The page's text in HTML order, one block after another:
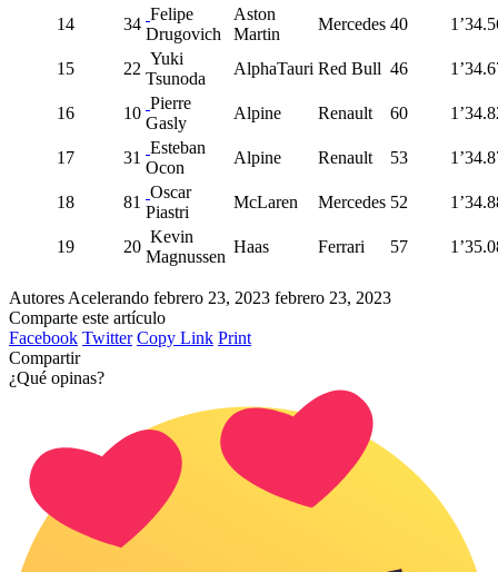
14 34
Felipe
Drugovich
Aston
Martin
Mercedes 40
15 22
Yuki
Tsunoda
AlphaTauri Red Bull 46
16 10
Pierre
Gasly
Alpine Renault 60
17 31
Esteban
Ocon
Alpine Renault 53
18 81
Oscar
Piastri
McLaren Mercedes 52
19 20
Kevin
Magnussen
Haas Ferrari 57
Autores Acelerando febrero 23, 2023 febrero 23, 2023
Comparte este artículo
Facebook Twitter Copy Link Print
Compartir
¿Qué opinas?